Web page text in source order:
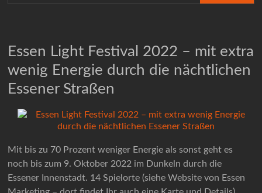
Essen Light Festival 2022 – mit extra
wenig Energie durch die nächtlichen
Essener Straßen
Mit bis zu 70 Prozent weniger Energie als sonst geht es
noch bis zum 9. Oktober 2022 im Dunkeln durch die
Essener Innenstadt. 14 Spielorte (siehe Website von Essen